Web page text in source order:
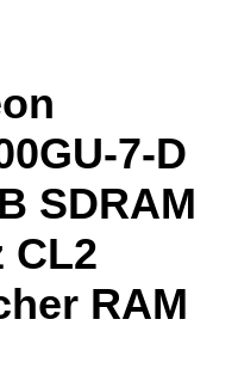
7-D
SDRAM
CL2
RAM